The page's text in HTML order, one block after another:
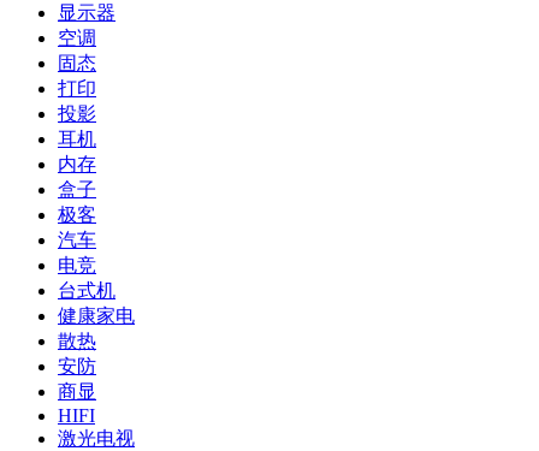
显示器
空调
固态
打印
投影
耳机
内存
盒子
极客
汽车
电竞
台式机
健康家电
散热
安防
商显
HIFI
激光电视